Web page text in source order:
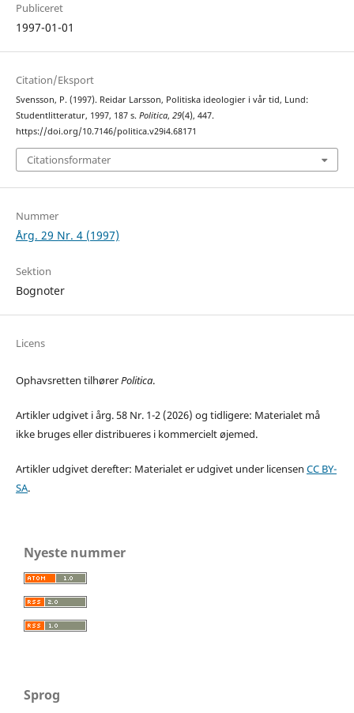
Publiceret
1997-01-01
Citation/Eksport
Svensson, P. (1997). Reidar Larsson, Politiska ideologier i vår tid, Lund:
Studentlitteratur, 1997, 187 s. Politica, 29(4), 447.
https://doi.org/10.7146/politica.v29i4.68171
Citationsformater
Nummer
Årg. 29 Nr. 4 (1997)
Sektion
Bognoter
Licens
Ophavsretten tilhørerPolitica.
Artikler udgivet i årg. 58 Nr. 1-2 (2026) og tidligere: Materialet må
ikke bruges eller distribueres i kommercielt øjemed.
Artikler udgivet derefter: Materialet er udgivet under licensen CC BY-
SA.
Nyeste nummer
Sprog